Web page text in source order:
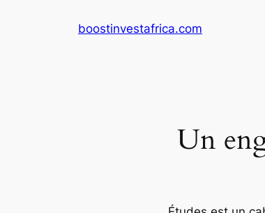
boostinvestafrica.com
Un